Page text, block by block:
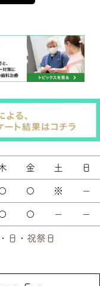
金 土 日
〇 ※ －
〇 － －
日・祝祭日